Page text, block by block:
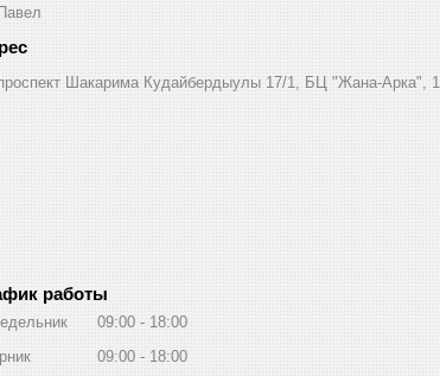
Павел
Шакарима Кудайбердыулы 17/1, БЦ "Жана-Арка",
работы
09:00
18:00
09:00
18:00